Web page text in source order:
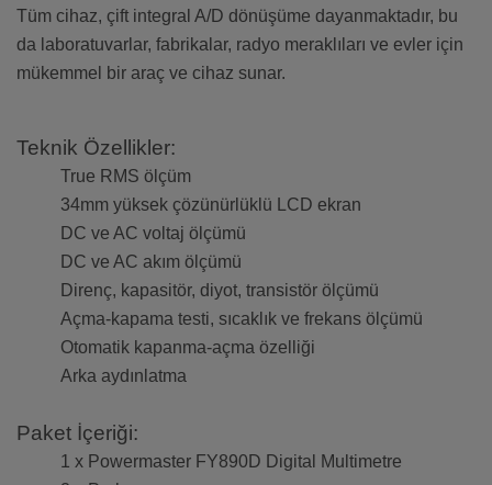
Tüm cihaz, çift integral A/D dönüşüme dayanmaktadır, bu
da laboratuvarlar, fabrikalar, radyo meraklıları ve evler için
mükemmel bir araç ve cihaz sunar.
Teknik Özellikler:
True RMS ölçüm
34mm yüksek çözünürlüklü LCD ekran
DC ve AC voltaj ölçümü
DC ve AC akım ölçümü
Direnç, kapasitör, diyot, transistör ölçümü
Açma-kapama testi, sıcaklık ve frekans ölçümü
Otomatik kapanma-açma özelliği
Arka aydınlatma
Paket İçeriği:
1 x Powermaster FY890D Digital Multimetre